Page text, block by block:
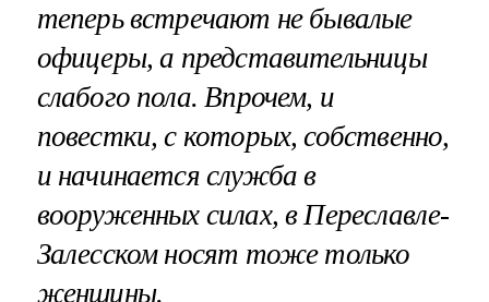
теперь встречают не бывалые
офицеры, а представительницы
слабого пола. Впрочем, и
повестки, с которых, собственно,
и начинается служба в
вооруженных силах, в Переславле-
Залесском носят тоже только
женщины.